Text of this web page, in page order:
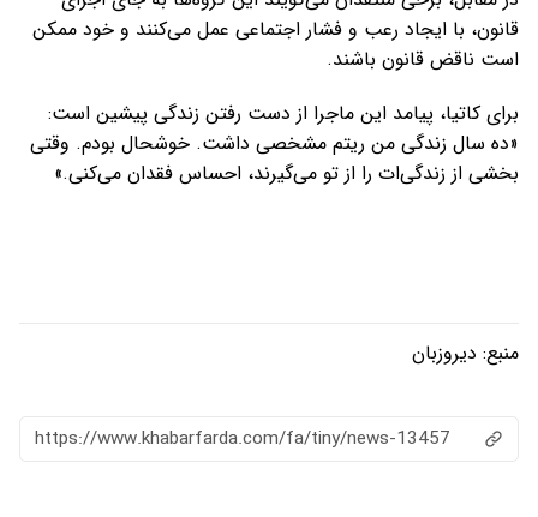
قانون، با ایجاد رعب و فشار اجتماعی عمل می‌کنند و خود ممکن
است ناقض قانون باشند.
برای کاتیا، پیامد این ماجرا از دست رفتن زندگی پیشین است:
«ده سال زندگی من ریتم مشخصی داشت. خوشحال بودم. وقتی
بخشی از زندگی‌ات را از تو می‌گیرند، احساس فقدان می‌کنی.»
منبع: دیروزبان
https://www.khabarfarda.com/fa/tiny/news-13457